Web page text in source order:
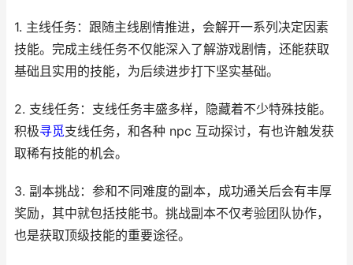
1. 主线任务：跟随主线剧情推进，会解开一系列决定因素
技能。完成主线任务不仅能深入了解游戏剧情，还能获取
基础且实用的技能，为后续进步打下坚实基础。
2. 支线任务：支线任务丰盛多样，隐藏着不少特殊技能。
积极寻觅支线任务，和各种 npc 互动探讨，有也许触发获
取稀有技能的机会。
3. 副本挑战：参和不同难度的副本，成功通关后会有丰厚
奖励，其中就包括技能书。挑战副本不仅考验团队协作，
也是获取顶级技能的重要途径。